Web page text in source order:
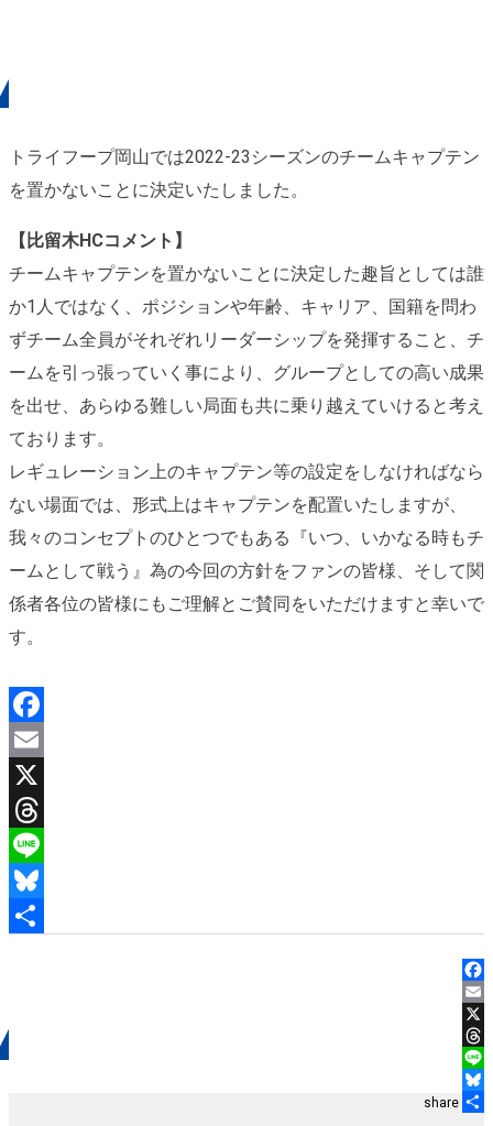
トライフープ岡山では2022-23シーズンのチームキャプテン
を置かないことに決定いたしました。
【比留木HCコメント】
チームキャプテンを置かないことに決定した趣旨としては誰
か1人ではなく、ポジションや年齢、キャリア、国籍を問わ
ずチーム全員がそれぞれリーダーシップを発揮すること、チ
ームを引っ張っていく事により、グループとしての高い成果
を出せ、あらゆる難しい局面も共に乗り越えていけると考え
ております。
レギュレーション上のキャプテン等の設定をしなければなら
ない場面では、形式上はキャプテンを配置いたしますが、
我々のコンセプトのひとつでもある『いつ、いかなる時もチ
ームとして戦う』為の今回の方針をファンの皆様、そして関
係者各位の皆様にもご理解とご賛同をいただけますと幸いで
す。
Facebook
Email
X
Threads
Line
Bluesky
share
X
Line